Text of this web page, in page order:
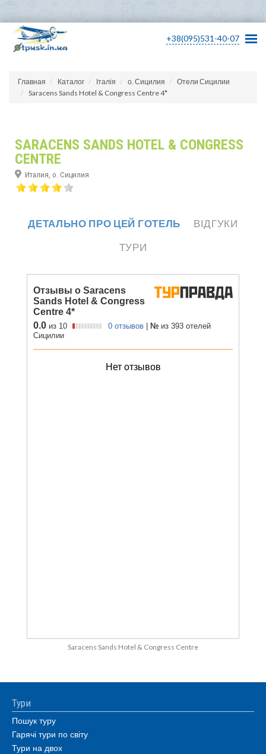
+38(095)531-40-07
Главная Каталог Італія о. Сицилия
Отели Сицилии
Saracens Sands Hotel & Congress Centre 4*
SARACENS SANDS HOTEL & CONGRESS
CENTRE
Италия, о. Сицилия
ДЕТАЛЬНО ПРО ЦЕЙ ГОТЕЛЬ
ВІДГУКИ
ТУРИ
Saracens Sands Hotel & Congress Centre
Тури
Пошук туру
Гарячі тури по світу
Тури на двох